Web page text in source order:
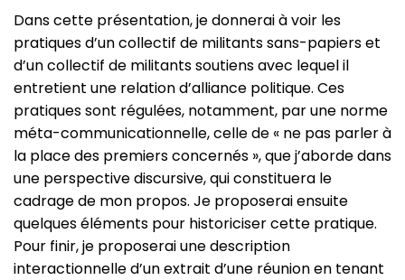
Dans cette présentation, je donnerai à voir les
pratiques d’un collectif de militants sans-papiers et
d’un collectif de militants soutiens avec lequel il
entretient une relation d’alliance politique. Ces
pratiques sont régulées, notamment, par une norme
méta-communicationnelle, celle de « ne pas parler à
la place des premiers concernés », que j’aborde dans
une perspective discursive, qui constituera le
cadrage de mon propos. Je proposerai ensuite
quelques éléments pour historiciser cette pratique.
Pour finir, je proposerai une description
interactionnelle d’un extrait d’une réunion en tenant